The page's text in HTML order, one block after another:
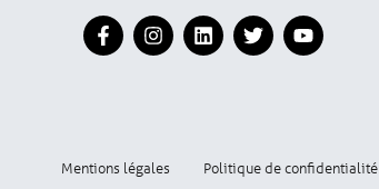
Mentions légales Politique de confidentialité